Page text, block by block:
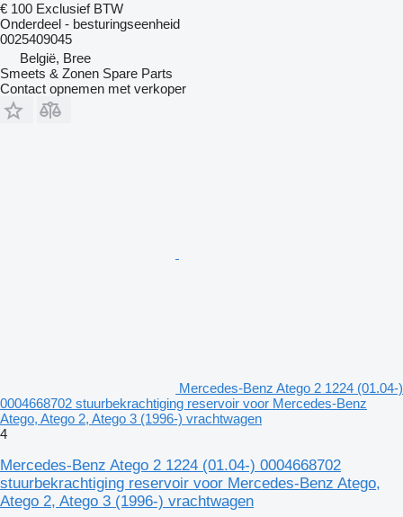
€ 100 Exclusief BTW
Onderdeel - besturingseenheid
0025409045
België, Bree
Smeets & Zonen Spare Parts
Contact opnemen met verkoper
Mercedes-Benz Atego 2 1224 (01.04-)
0004668702 stuurbekrachtiging reservoir voor Mercedes-Benz
Atego, Atego 2, Atego 3 (1996-) vrachtwagen
4
Mercedes-Benz Atego 2 1224 (01.04-) 0004668702
stuurbekrachtiging reservoir voor Mercedes-Benz Atego,
Atego 2, Atego 3 (1996-) vrachtwagen